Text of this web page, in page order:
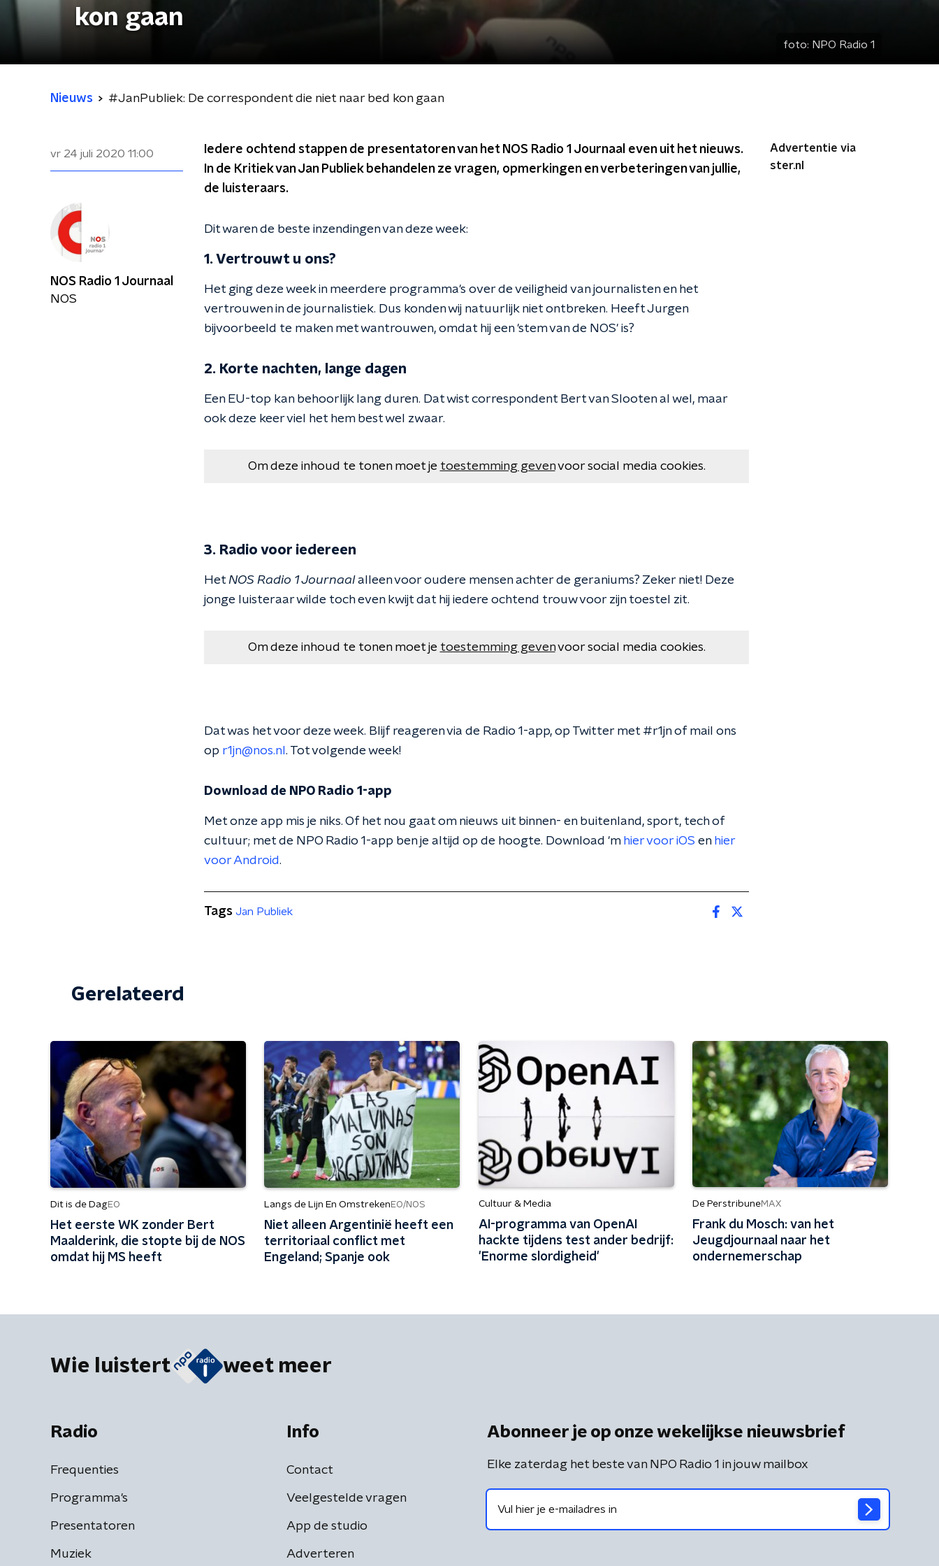
kon gaan
foto: NPO Radio 1
Nieuws #JanPubliek: De correspondent die niet naar bed kon gaan
vr 24 juli 2020 11:00
Iedere ochtend stappen de presentatoren van het NOS Radio 1 Journaal even uit het nieuws.
In de Kritiek van Jan Publiek behandelen ze vragen, opmerkingen en verbeteringen van jullie,
de luisteraars.
Dit waren de beste inzendingen van deze week:
1. Vertrouwt u ons?
Het ging deze week in meerdere programma's over de veiligheid van journalisten en het
vertrouwen in de journalistiek. Dus konden wij natuurlijk niet ontbreken. Heeft Jurgen
bijvoorbeeld te maken met wantrouwen, omdat hij een 'stem van de NOS' is?
2. Korte nachten, lange dagen
Een EU-top kan behoorlijk lang duren. Dat wist correspondent Bert van Slooten al wel, maar
ook deze keer viel het hem best wel zwaar.
Om deze inhoud te tonen moet je toestemming gevenvoor social media cookies.
3. Radio voor iedereen
Het NOS Radio 1 Journaalalleen voor oudere mensen achter de geraniums? Zeker niet! Deze
jonge luisteraar wilde toch even kwijt dat hij iedere ochtend trouw voor zijn toestel zit.
Om deze inhoud te tonen moet je toestemming gevenvoor social media cookies.
Dat was het voor deze week. Blijf reageren via de Radio 1-app, op Twitter met #r1jn of mail ons
op r1jn@nos.nl . Tot volgende week!
Download de NPO Radio 1-app
Met onze app mis je niks. Of het nou gaat om nieuws uit binnen- en buitenland, sport, tech of
cultuur; met de NPO Radio 1-app ben je altijd op de hoogte. Download 'm hier voor iOS en hier
voor Android.
Advertentie via
ster.nl
NOS Radio 1 Journaal
NOS
Tags Jan Publiek
Gerelateerd
Dit is de DagEO
Het eerste WK zonder Bert
Maalderink, die stopte bij de NOS
omdat hij MS heeft
Langs de Lijn En Omstreken EO/NOS
Niet alleen Argentinië heeft een
territoriaal conflict met
Engeland; Spanje ook
Cultuur & Media
AI-programma van OpenAI
hackte tijdens test ander bedrijf:
'Enorme slordigheid'
De PerstribuneMAX
Frank du Mosch: van het
Jeugdjournaal naar het
ondernemerschap
Wie luistert weet meer
Radio
Frequenties
Programma's
Presentatoren
Muziek
Info
Contact
Veelgestelde vragen
App de studio
Adverteren
Abonneer je op onze wekelijkse nieuwsbrief
Elke zaterdag het beste van NPO Radio 1 in jouw mailbox